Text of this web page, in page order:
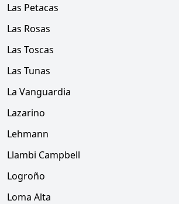
Las Petacas
Las Rosas
Las Toscas
Las Tunas
La Vanguardia
Lazarino
Lehmann
Llambi Campbell
Logroño
Loma Alta